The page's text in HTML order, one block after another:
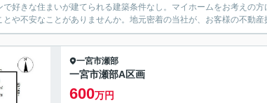
で好きな住まいが建てられる建築条件なし。マイホームをお考えの
とや不安なことがありませんか。地元密着の当社が、お客様の不動
一宮市瀬部
一宮市瀬部A区画
600万円